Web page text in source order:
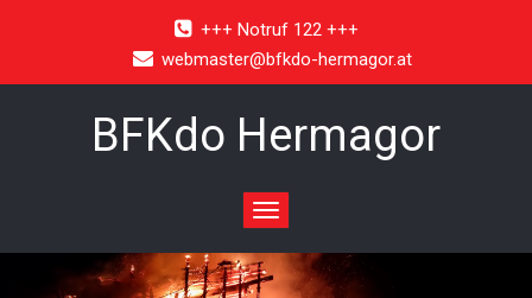
+++ Notruf 122 +++
webmaster@bfkdo-hermagor.at
BFKdo Hermagor
Toggle
navigation